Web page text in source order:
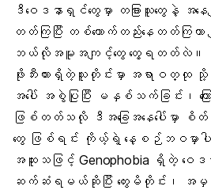
ဒီဝေဒနာရှင်တွေမှာ တခြားသူတွေနဲ့ အန
တတ်ကြပြီး တစ်ယောက်တည်းနေတတ်ကြတာ
ဘယ်လိုအမူအကျင့်တွေ တွေ့ရတတ်လဲ။
ဖိုးဘီးယားရှိတဲ့သူတိုင်းမှာ အရာဝ
အပေါ် အစွဲပြုပြီး မနှစ်သက်ခြင်း၊ က
ဖြစ်တတ်သလို ဒီအခြေအနေပေါ်မှာ စိ
တွေ ဖြစ်ရင်း ကိုယ့်ရဲ့ နေ့စဉ်ဘဝမှာ
အထူးသဖြင့် Genophobia ရှိတဲ့ ဝေ
ဆက်ဆံရမယ်ဆိုပြီး တွေးမိတိုင်း